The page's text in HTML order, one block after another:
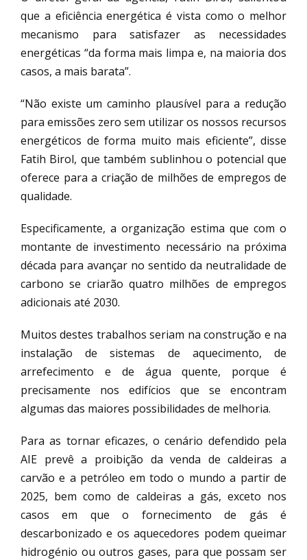
que a eficiência energética é vista como o melhor
mecanismo para satisfazer as necessidades
energéticas “da forma mais limpa e, na maioria dos
casos, a mais barata”.
“Não existe um caminho plausível para a redução
para emissões zero sem utilizar os nossos recursos
energéticos de forma muito mais eficiente”, disse
Fatih Birol, que também sublinhou o potencial que
oferece para a criação de milhões de empregos de
qualidade.
Especificamente, a organização estima que com o
montante de investimento necessário na próxima
década para avançar no sentido da neutralidade de
carbono se criarão quatro milhões de empregos
adicionais até 2030.
Muitos destes trabalhos seriam na construção e na
instalação de sistemas de aquecimento, de
arrefecimento e de água quente, porque é
precisamente nos edifícios que se encontram
algumas das maiores possibilidades de melhoria.
Para as tornar eficazes, o cenário defendido pela
AIE prevê a proibição da venda de caldeiras a
carvão e a petróleo em todo o mundo a partir de
2025, bem como de caldeiras a gás, exceto nos
casos em que o fornecimento de gás é
descarbonizado e os aquecedores podem queimar
hidrogénio ou outros gases, para que possam ser